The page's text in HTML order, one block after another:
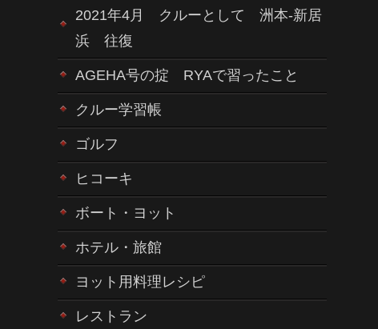
2021年4月 クルーとして 洲本-新居
浜 往復
AGEHA号の掟 RYAで習ったこと
クルー学習帳
ゴルフ
ヒコーキ
ボート・ヨット
ホテル・旅館
ヨット用料理レシピ
レストラン